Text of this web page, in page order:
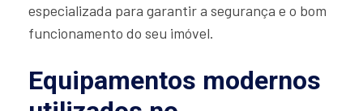
especializada para garantir a segurança e o bom
funcionamento do seu imóvel.
Equipamentos modernos